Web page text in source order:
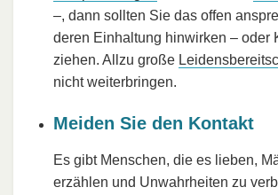
–, dann sollten Sie das offen
deren Einhaltung hinwirken – oder
ziehen. Allzu große
nicht weiterbringen.
Meiden Sie den Kontakt
Es gibt Menschen, die es lieben,
erzählen und Unwahrheiten zu